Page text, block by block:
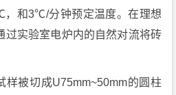
，和3℃/分钟预定温度。在理想
过实验室电炉内的自然对流将砖
样被切成U75mm~50mm的圆柱